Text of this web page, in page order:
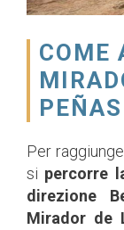
COME
PEÑAS
Per
si percorre
direzione
Mirador de